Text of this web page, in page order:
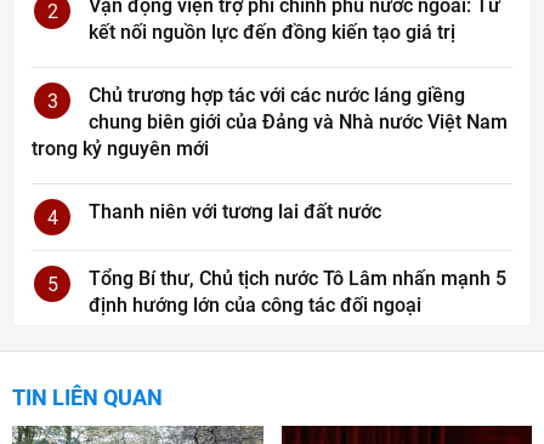
2
Vận động viện trợ phi chính phủ nước ngoài: Từ
kết nối nguồn lực đến đồng kiến tạo giá trị
3
Chủ trương hợp tác với các nước láng giềng
chung biên giới của Đảng và Nhà nước Việt Nam
trong kỷ nguyên mới
4 Thanh niên với tương lai đất nước
5
Tổng Bí thư, Chủ tịch nước Tô Lâm nhấn mạnh 5
định hướng lớn của công tác đối ngoại
TIN LIÊN QUAN